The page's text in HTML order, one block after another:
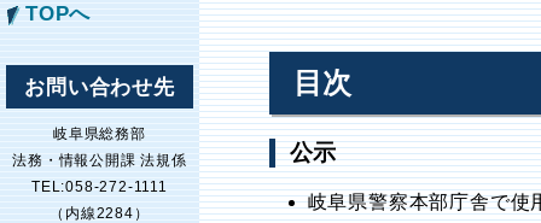
TOPへ
お問い合わせ先
岐阜県総務部
法務・情報公開課 法規係
TEL:058-272-1111
（内線2284）
目次
公示
岐阜県警察本部庁舎で